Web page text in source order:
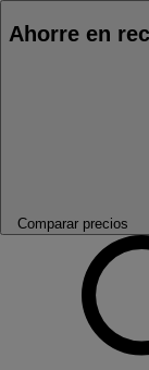
Ahorre en
Comparar precios